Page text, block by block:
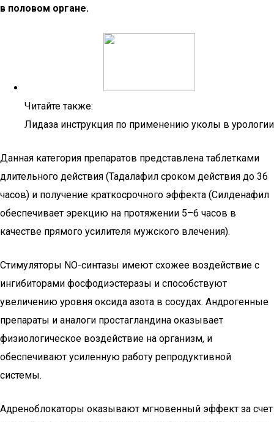
в половом органе.
Читайте также:
Лидаза инструкция по применению уколы в урологии
Данная категория препаратов представлена таблетками
длительного действия (Тадалафил сроком действия до 36
часов) и получение краткосрочного эффекта (Силденафил
обеспечивает эрекцию на протяжении 5–6 часов в
качестве прямого усилителя мужского влечения).
Стимуляторы NO-синтазы имеют схожее воздействие с
ингибиторами фосфодиэстеразы и способствуют
увеличению уровня оксида азота в сосудах. Андрогенные
препараты и аналоги простагландина оказывает
физиологическое воздействие на организм, и
обеспечивают усиленную работу репродуктивной
системы.
Адреноблокаторы оказывают мгновенный эффект за счет